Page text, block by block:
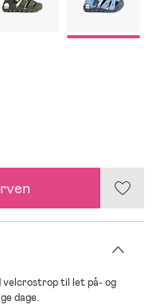
velcrostrop til let på- og
dage.